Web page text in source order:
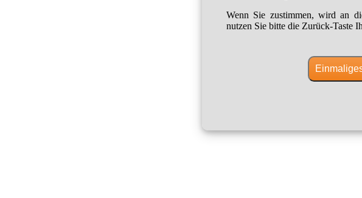
Wenn Sie zustimmen, wird an
nutzen Sie bitte die Zurück-Taste